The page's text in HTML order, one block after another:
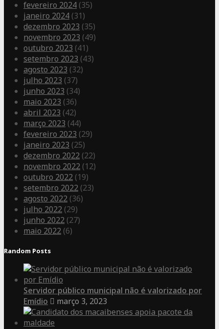
fevereiro 2024 (35)
janeiro 2024 (31)
dezembro 2023 (35)
novembro 2023 (49)
outubro 2023 (41)
setembro 2023 (43)
agosto 2023 (32)
julho 2023 (37)
junho 2023 (34)
maio 2023 (36)
abril 2023 (42)
março 2023 (44)
fevereiro 2023 (29)
janeiro 2023 (25)
dezembro 2022 (22)
novembro 2022 (12)
outubro 2022 (19)
setembro 2022 (23)
agosto 2022 (36)
julho 2022 (29)
junho 2022 (27)
maio 2022 (6)
Random Posts
Servidor público municipal não é valorizado por
Emídio
março 3, 2023